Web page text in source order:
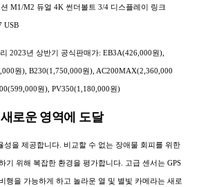
M1/M2 듀얼 4K 썬더볼트 3/4 디스플레이 링크
USB
2023년 상반기 공식판매가: EB3A(426,000원),
원), B230(1,750,000원), AC200MAX(2,360,000
원), PV350(1,180,000원)
로운 영역에 도달
성을 제공합니다. 비교할 수 없는 장애물 회피를 위한
기 위해 복잡한 환경을 평가합니다. 고급 센서는 GPS
행을 가능하게 하고 놀라운 열 및 별빛 카메라는 새로